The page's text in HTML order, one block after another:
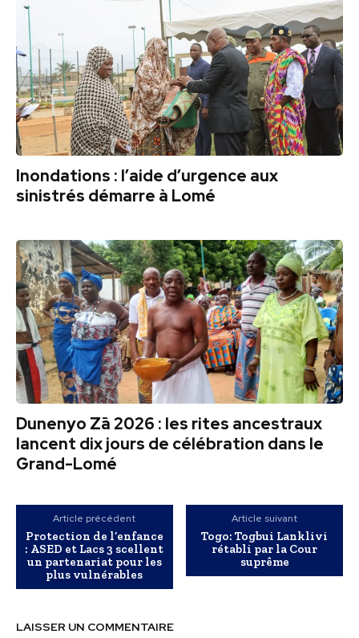
Inondations : l’aide d’urgence aux
sinistrés démarre à Lomé
Dunenyo Zā 2026 : les rites ancestraux
lancent dix jours de célébration dans le
Grand-Lomé
Article précédent
Protection de l’enfance
: ASED et Lacs 3 scellent
un partenariat pour les
plus vulnérables
Article suivant
Togo: Togbui Lanklivi
rétabli par la Cour
suprême
LAISSER UN COMMENTAIRE